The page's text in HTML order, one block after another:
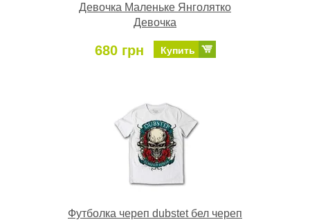
Девочка Маленьке Янголятко
Девочка
680 грн Купить
Футболка череп dubstet бел череп